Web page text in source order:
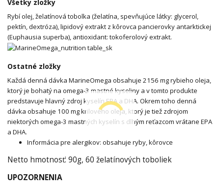
Všetky zložky
Rybí olej, želatínová tobolka (želatína, spevňujúce látky: glycerol,
pektín, dextróza), lipidový extrakt z kôrovca pancierovky antarktickej
(Euphausia superba), antioxidant: tokoferolový extrakt.
Ostatné zložky
Každá denná dávka MarineOmega obsahuje 2156 mg rybieho oleja,
ktorý je bohatý na omega-3 mastné kyseliny a v tomto produkte
predstavuje hlavný zdroj kyselín EPA a DHA. Okrem toho denná
dávka obsahuje 100 mg krilového oleja, ktorý je tiež zdrojom
niektorých omega-3 mastných kyselín s dlhým reťazcom vrátane EPA
a DHA.
Informácia pre alergikov: obsahuje ryby, kôrovce
Netto hmotnosť: 90g, 60 želatínových toboliek
UPOZORNENIA